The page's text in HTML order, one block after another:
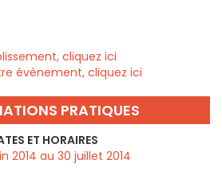
cliquez ici
évènement, cliquez ici
PRATIQUES
ET HORAIRES
2014 au 30 juillet 2014